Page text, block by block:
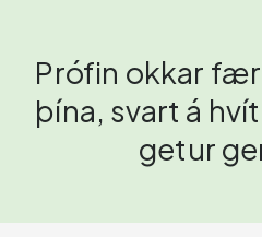
Prófin okkar
þína, svart á
getur